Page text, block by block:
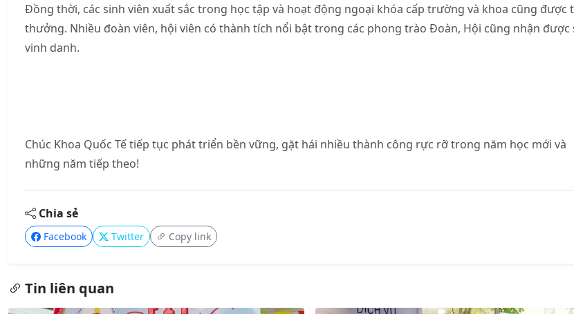
Đồng thời, các sinh viên xuất sắc trong học tập và hoạt động ngoại khóa cấp trường và khoa cũng được
thưởng. Nhiều đoàn viên, hội viên có thành tích nổi bật trong các phong trào Đoàn, Hội cũng nhận được
vinh danh.
Chúc Khoa Quốc Tế tiếp tục phát triển bền vững, gặt hái nhiều thành công rực rỡ trong năm học mới và
những năm tiếp theo!
Chia sẻ
Facebook Twitter Copy link
Tin liên quan